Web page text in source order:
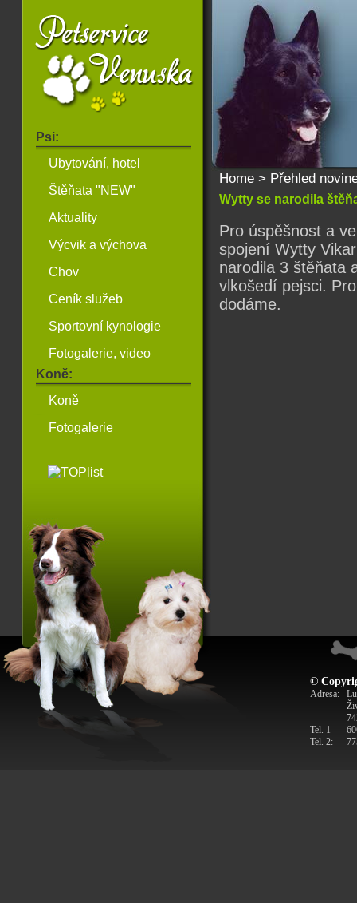
Psi:
Ubytování, hotel
Štěňata "NEW"
Aktuality
Výcvik a výchova
Chov
Ceník služeb
Sportovní kynologie
Fotogalerie, video
Koně:
Koně
Fotogalerie
Home > Přehled
Wytty se narodila
Pro úspěšnost a
spojení Wytty
narodila 3 štěňata
vlkošedí pejsci.
dodáme.
©
Adresa:
Tel. 1
Tel. 2: